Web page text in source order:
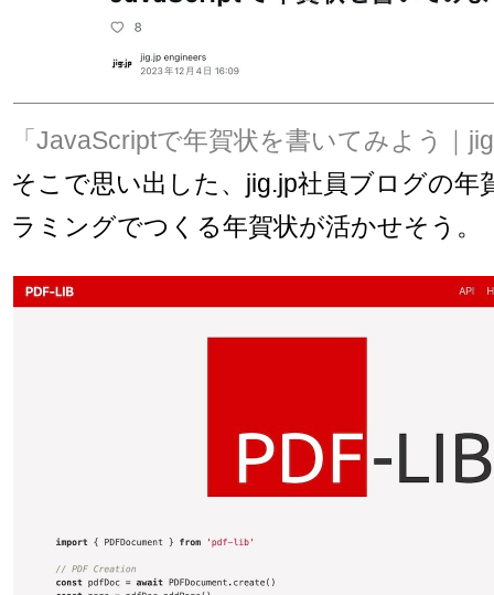
「JavaScriptで年賀状を書いてみよう｜
そこで思い出した、jig.jp社員ブログの年
ラミングでつくる年賀状が活かせそう。